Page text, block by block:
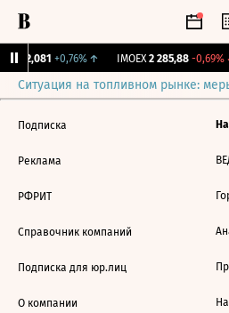
12,081 +0,76%↑ IMOEX 2 285,88 -0,69%
Ситуация на топливном рынке:
Подписка
Реклама
РФРИТ
Справочник компаний
Подписка для юр.лиц
О компании